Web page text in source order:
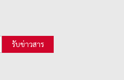
รับข่าวสาร